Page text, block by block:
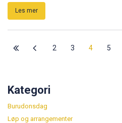
Les mer
2 3 4 5
Kategori
Burudonsdag
Løp og arrangementer